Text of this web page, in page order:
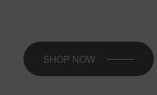
SHOP NOW